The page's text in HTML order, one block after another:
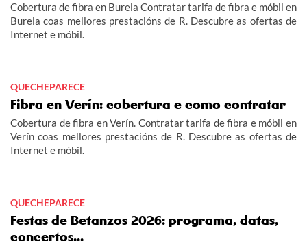
Cobertura de fibra en Burela Contratar tarifa de fibra e móbil en
Burela coas mellores prestacións de R. Descubre as ofertas de
Internet e móbil.
QUECHEPARECE
Fibra en Verín: cobertura e como contratar
Cobertura de fibra en Verín. Contratar tarifa de fibra e móbil en
Verín coas mellores prestacións de R. Descubre as ofertas de
Internet e móbil.
QUECHEPARECE
Festas de Betanzos 2026: programa, datas,
concertos...